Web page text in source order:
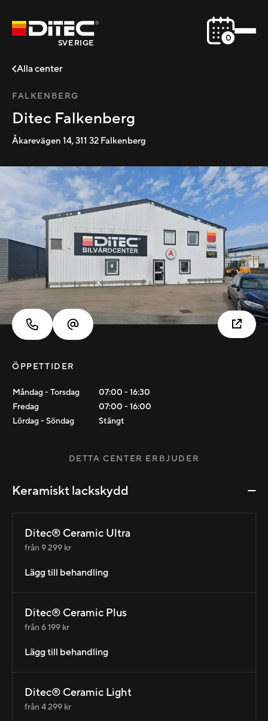
SVERIGE 0
Alla center
FALKENBERG
Ditec Falkenberg
Åkarevägen 14,311 32 Falkenberg
ÖPPETTIDER
Måndag - Torsdag 07:00 -16:30
Fredag
07:00 -16:00
Lördag - Söndag
Stängt
DETTA CENTER ERBJUDER
Keramiskt lackskydd
Ditec® Ceramic Ultra
från 9 299 kr
Lägg till behandling
Ditec® Ceramic Plus
från 6 199 kr
Lägg till behandling
Ditec® Ceramic Light
från 4 299 kr